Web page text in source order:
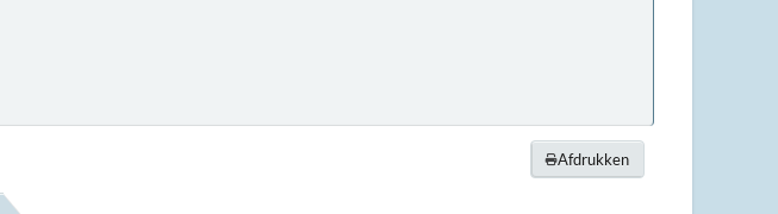
Afdrukken